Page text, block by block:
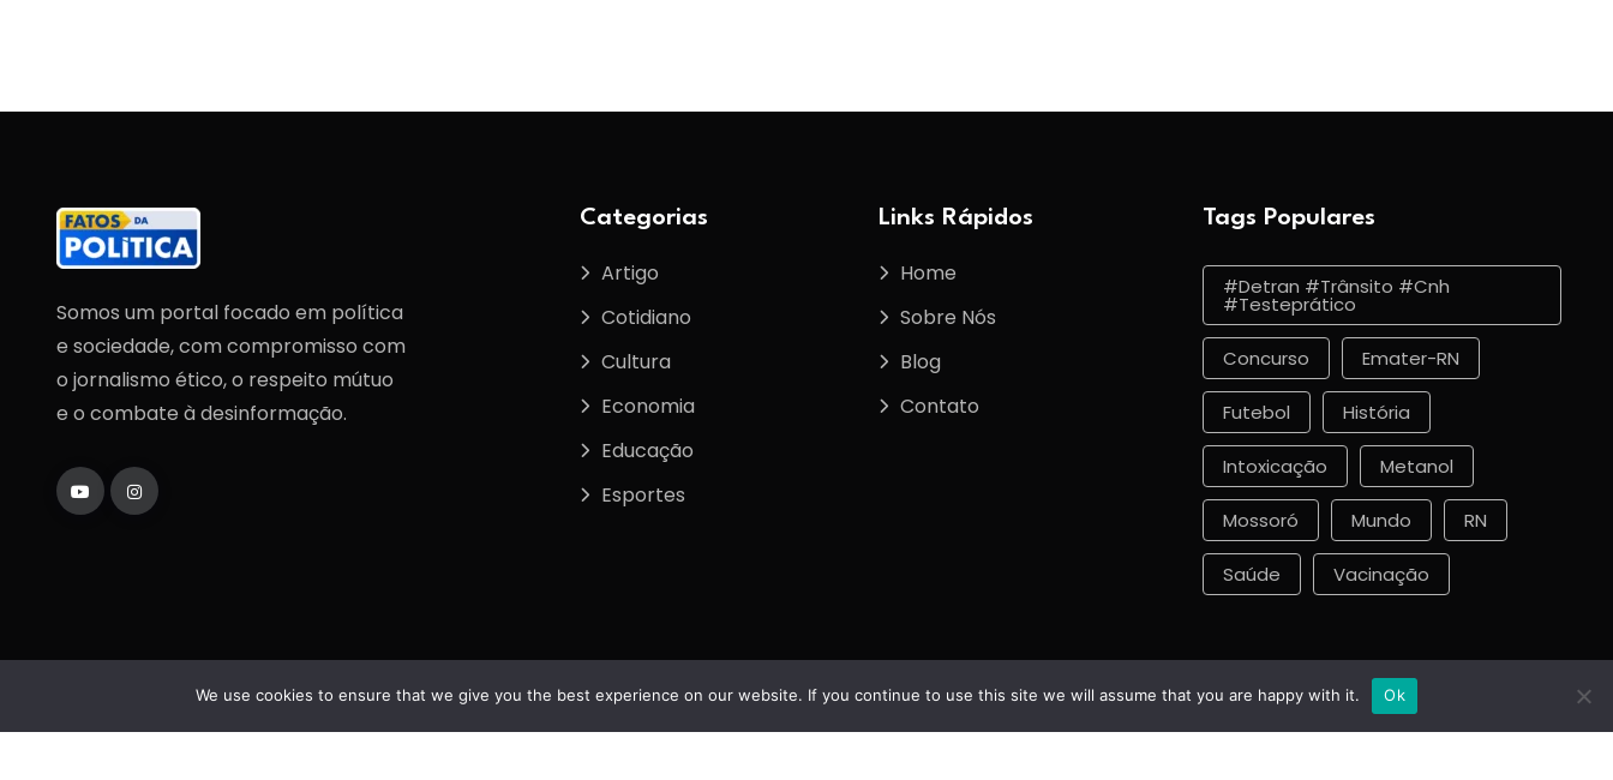
Somos um portal focado em política
e sociedade, com compromisso com
o jornalismo ético, o respeito mútuo
e o combate à desinformação.
Categorias
Artigo
Cotidiano
Cultura
Economia
Educação
Esportes
Links Rápidos
Home
Sobre Nós
Blog
Contato
Tags Populares
#detran #trânsito #cnh
#testeprático
Concurso Emater-RN
Futebol História
Intoxicação Metanol
Mossoró Mundo RN
Saúde Vacinação
We use cookies to ensure that we give you the best experience on our website. If you continue to use this site we will assume that you are happy with it. Ok